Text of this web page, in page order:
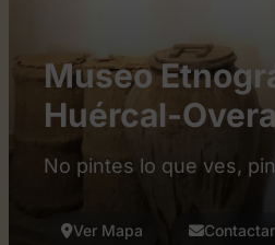
Museo
Huércal-Overa
No pintes lo que ves,
Ver Mapa Contactar